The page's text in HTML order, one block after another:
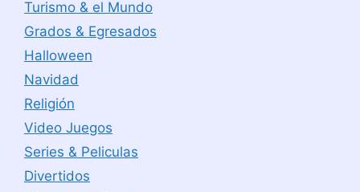
Turismo & el Mundo
Grados & Egresados
Halloween
Navidad
Religión
Video Juegos
Series & Peliculas
Divertidos